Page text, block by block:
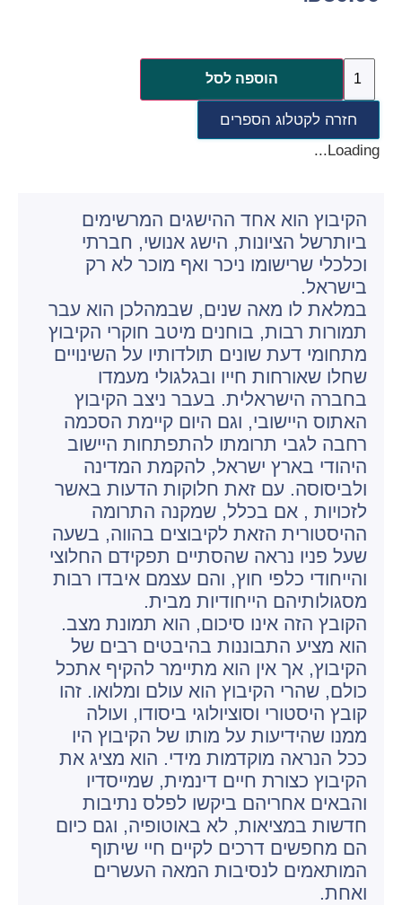
הוספה לסל
חזרה לקטלוג הספרים
Loading...
הקיבוץ הוא אחד ההישגים המרשימים
ביותרשל הציונות, הישג אנושי, חברתי
וכלכלי שרישומו ניכר ואף מוכר לא רק
בישראל.
במלאת לו מאה שנים, שבמהלכן הוא עבר
תמורות רבות, בוחנים מיטב חוקרי הקיבוץ
מתחומי דעת שונים תולדותיו על השינויים
שחלו שאורחות חייו ובגלגולי מעמדו
בחברה הישראלית. בעבר ניצב הקיבוץ
האתוס היישובי, וגם היום קיימת הסכמה
רחבה לגבי תרומתו להתפתחות היישוב
היהודי בארץ ישראל, להקמת המדינה
ולביסוסה. עם זאת חלוקות הדעות באשר
לזכויות , אם בכלל, שמקנה התרומה
ההיסטורית הזאת לקיבוצים בהווה, בשעה
שעל פניו נראה שהסתיים תפקידם החלוצי
והייחודי כלפי חוץ, והם עצמם איבדו רבות
מסגולותיהם הייחודיות מבית.
הקובץ הזה אינו סיכום, הוא תמונת מצב.
הוא מציע התבוננות בהיבטים רבים של
הקיבוץ, אך אין הוא מתיימר להקיף אתכל
כולם, שהרי הקיבוץ הוא עולם ומלואו. זהו
קובץ היסטורי וסוציולוגי ביסודו, ועולה
ממנו שהידיעות על מותו של הקיבוץ היו
ככל הנראה מוקדמות מידי. הוא מציג את
הקיבוץ כצורת חיים דינמית, שמייסדיו
והבאים אחריהם ביקשו לפלס נתיבות
חדשות במציאות, לא באוטופיה, וגם כיום
הם מחפשים דרכים לקיים חיי שיתוף
המותאמים לנסיבות המאה העשרים
ואחת.